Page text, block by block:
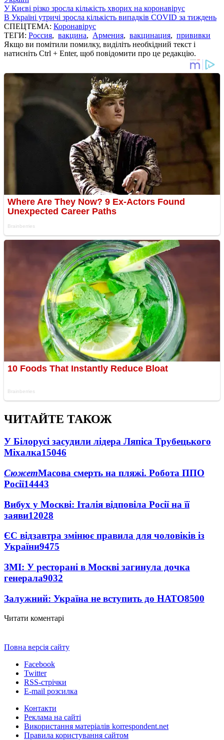
У Києві різко зросла кількість хворих на коронавірус
В Україні утричі зросла кількість випадків COVID за тиждень
СПЕЦТЕМА: Коронавірус
ТЕГИ: Россия, вакцина, Армения, вакцинация, прививки
Якщо ви помітили помилку, виділіть необхідний текст і
натисніть Ctrl + Enter, щоб повідомити про це редакцію.
ЧИТАЙТЕ ТАКОЖ
У Білорусі засудили лідера Ляпіса Трубецького
Міхалка15046
СюжетМасова смерть на пляжі. Робота ППО
Росії14443
Вибух у Москві: Італія відповіла Росії на її
заяви12028
ЄС відзавтра змінює правила для чоловіків із
України9475
ЗМІ: У ресторані в Москві загинула дочка
генерала9032
Залужний: Україна не вступить до НАТО8500
Читати коментарі
Повна версія сайту
Facebook
Twitter
RSS-стрічки
E-mail розсилка
Контакти
Реклама на сайті
Використання матеріалів korrespondent.net
Правила користування сайтом